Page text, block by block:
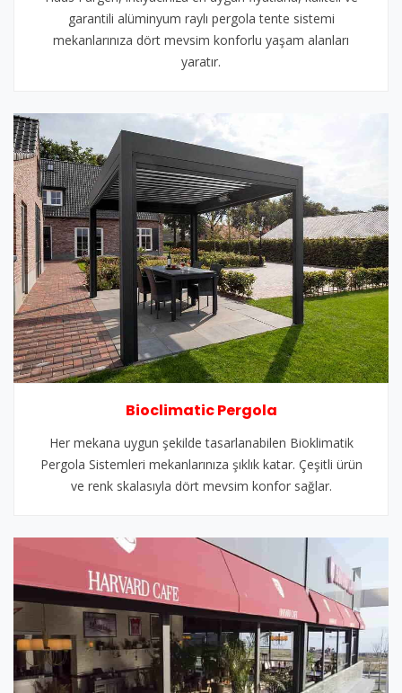
garantili alüminyum raylı pergola tente sistemi
mekanlarınıza dört mevsim konforlu yaşam alanları
yaratır.
Bioclimatic Pergola
Her mekana uygun şekilde tasarlanabilen Bioklimatik
Pergola Sistemleri mekanlarınıza şıklık katar. Çeşitli ürün
ve renk skalasıyla dört mevsim konfor sağlar.